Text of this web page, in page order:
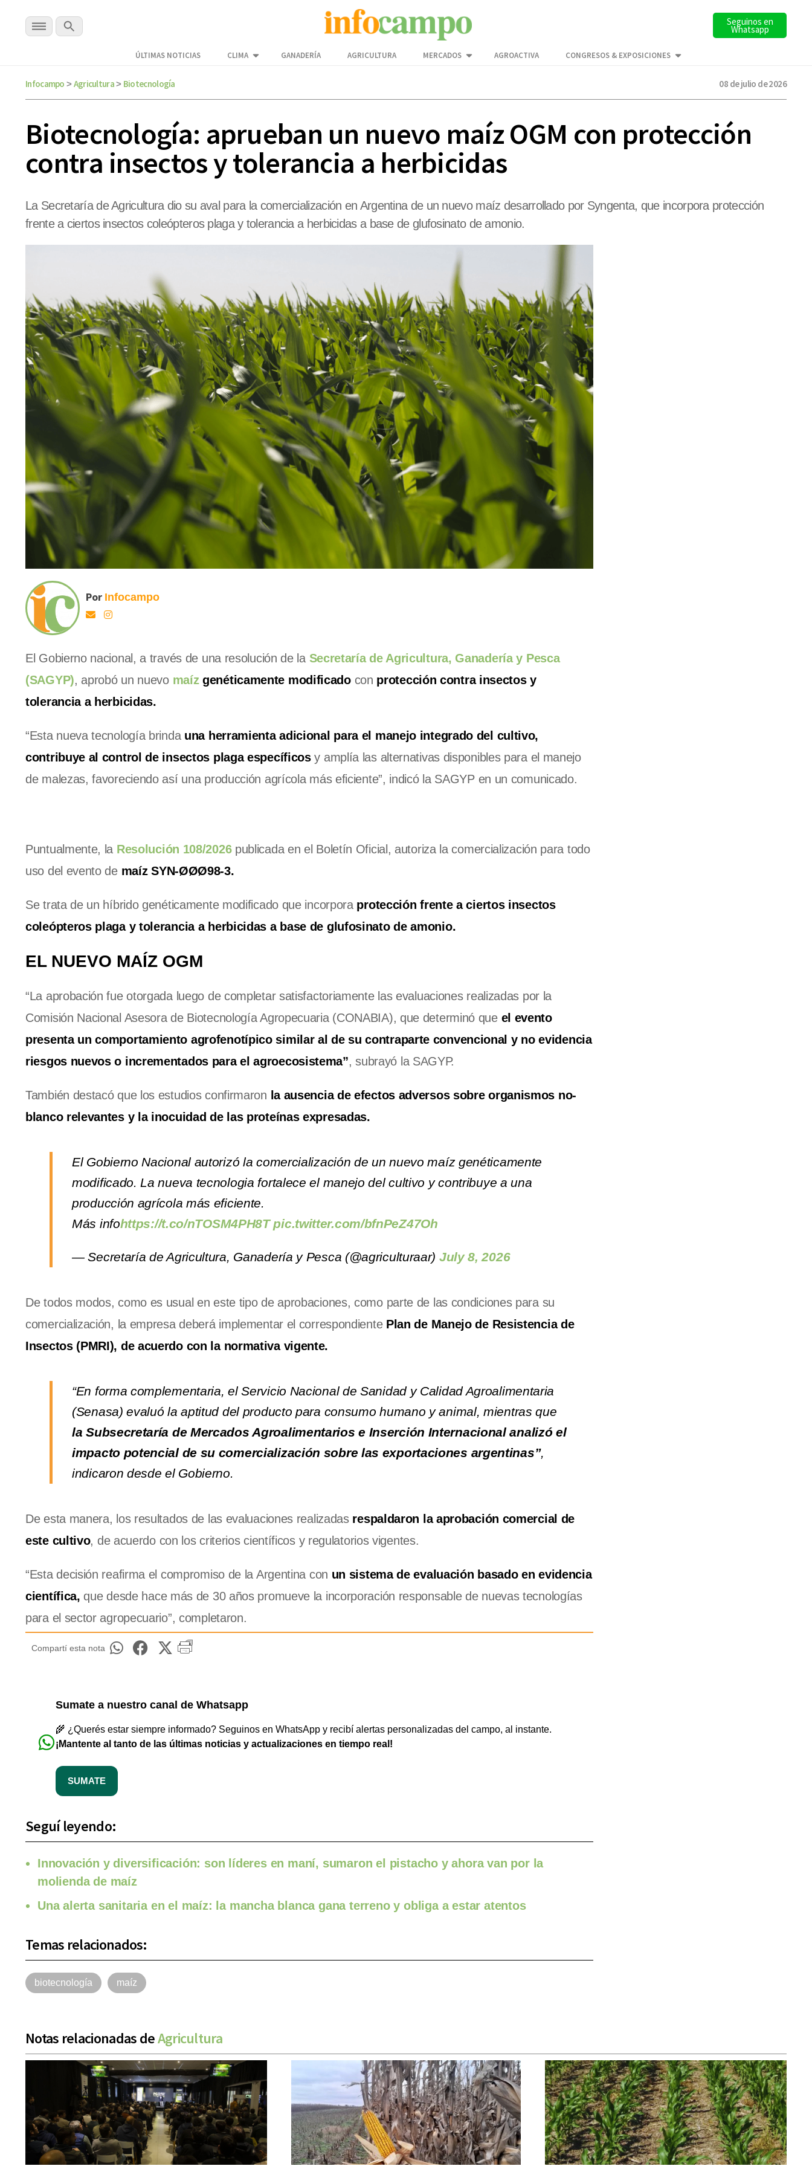
Seguinos en
Whatsapp
ÚLTIMAS NOTICIAS CLIMA GANADERÍA AGRICULTURA MERCADOS AGROACTIVA CONGRESOS & EXPOSICIONES
Infocampo > Agricultura> Biotecnología 08 de julio de 2026
Biotecnología: aprueban un nuevo maíz OGM con protección
contra insectos y tolerancia a herbicidas
La Secretaría de Agricultura dio su aval para la comercialización en Argentina de un nuevo maíz desarrollado por Syngenta, que incorpora protección
frente a ciertos insectos coleópteros plaga y tolerancia a herbicidas a base de glufosinato de amonio.
Por Infocampo
El Gobierno nacional, a través de una resolución de la Secretaría de Agricultura, Ganadería y Pesca
(SAGYP), aprobó un nuevo maíz genéticamente modificadocon protección contra insectos y
tolerancia a herbicidas.
“Esta nueva tecnología brinda una herramienta adicional para el manejo integrado del cultivo,
contribuye al control de insectos plaga específicosy amplía las alternativas disponibles para el manejo
de malezas, favoreciendo así una producción agrícola más eficiente”, indicó la SAGYP en un comunicado.
Puntualmente, la Resolución 108/2026publicada en el Boletín Oficial, autoriza la comercialización para todo
uso del evento de maíz SYN-ØØØ98-3.
Se trata de un híbrido genéticamente modificado que incorpora protección frente a ciertos insectos
coleópteros plaga y tolerancia a herbicidas a base de glufosinato de amonio.
EL NUEVO MAÍZ OGM
“La aprobación fue otorgada luego de completar satisfactoriamente las evaluaciones realizadas por la
Comisión Nacional Asesora de Biotecnología Agropecuaria (CONABIA), que determinó que el evento
presenta un comportamiento agrofenotípico similar al de su contraparte convencional y no evidencia
riesgos nuevos o incrementados para el agroecosistema”, subrayó la SAGYP.
También destacó que los estudios confirmaron la ausencia de efectos adversos sobre organismos no-
blanco relevantes y la inocuidad de las proteínas expresadas.
El Gobierno Nacional autorizó la comercialización de un nuevo maíz genéticamente
modificado. La nueva tecnologia fortalece el manejo del cultivo y contribuye a una
producción agrícola más eficiente.
Más infohttps://t.co/nTOSM4PH8T pic.twitter.com/bfnPeZ47Oh
— Secretaría de Agricultura, Ganadería y Pesca (@agriculturaar) July 8, 2026
De todos modos, como es usual en este tipo de aprobaciones, como parte de las condiciones para su
comercialización, la empresa deberá implementar el correspondiente Plan de Manejo de Resistencia de
Insectos (PMRI), de acuerdo con la normativa vigente.
“En forma complementaria, el Servicio Nacional de Sanidad y Calidad Agroalimentaria
(Senasa) evaluó la aptitud del producto para consumo humano y animal, mientras que
la Subsecretaría de Mercados Agroalimentarios e Inserción Internacional analizó el
impacto potencial de su comercialización sobre las exportaciones argentinas”,
indicaron desde el Gobierno.
De esta manera, los resultados de las evaluaciones realizadasrespaldaron la aprobación comercial de
este cultivo, de acuerdo con los criterios científicos y regulatorios vigentes.
“Esta decisión reafirma el compromiso de la Argentina con un sistema de evaluación basado en evidencia
científica, que desde hace más de 30 años promueve la incorporación responsable de nuevas tecnologías
para el sector agropecuario”, completaron.
Compartí esta nota
Sumate a nuestro canal de Whatsapp
🌾 ¿Querés estar siempre informado? Seguinos en WhatsApp y recibí alertas personalizadas del campo, al instante.
¡Mantente al tanto de las últimas noticias y actualizaciones en tiempo real!
SUMATE
Seguí leyendo:
Innovación y diversificación: son líderes en maní, sumaron el pistacho y ahora van por la
molienda de maíz
Una alerta sanitaria en el maíz: la mancha blanca gana terreno y obliga a estar atentos
Temas relacionados:
biotecnología maíz
Notas relacionadas deAgricultura